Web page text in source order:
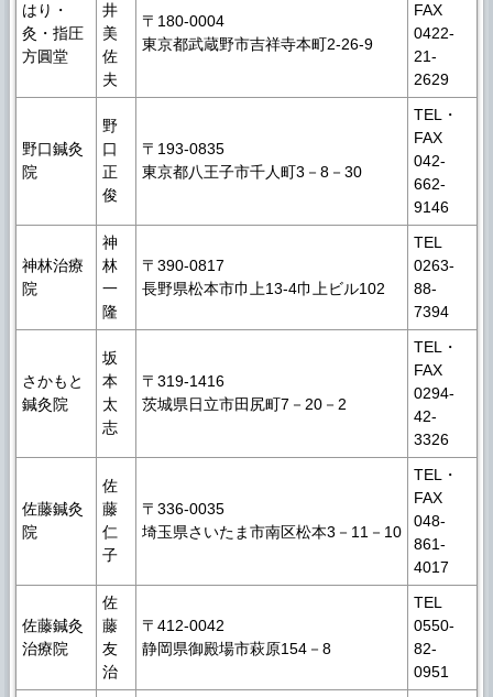
はり・
灸・指圧
方圓堂
井
美
佐
夫
〒180-0004
東京都武蔵野市吉祥寺本町2-26-9
FAX
0422-
21-
2629
野口鍼灸
院
野
口
正
俊
〒193-0835
東京都八王子市千人町3－8－30
TEL・
FAX
042-
662-
9146
神林治療
院
神
林
一
隆
〒390-0817
長野県松本市巾上13-4巾上ビル102
TEL
0263-
88-
7394
さかもと
鍼灸院
坂
本
太
志
〒319-1416
茨城県日立市田尻町7－20－2
TEL・
FAX
0294-
42-
3326
佐藤鍼灸
院
佐
藤
仁
子
〒336-0035
埼玉県さいたま市南区松本3－11－10
TEL・
FAX
048-
861-
4017
佐藤鍼灸
治療院
佐
藤
友
治
〒412-0042
静岡県御殿場市萩原154－8
TEL
0550-
82-
0951